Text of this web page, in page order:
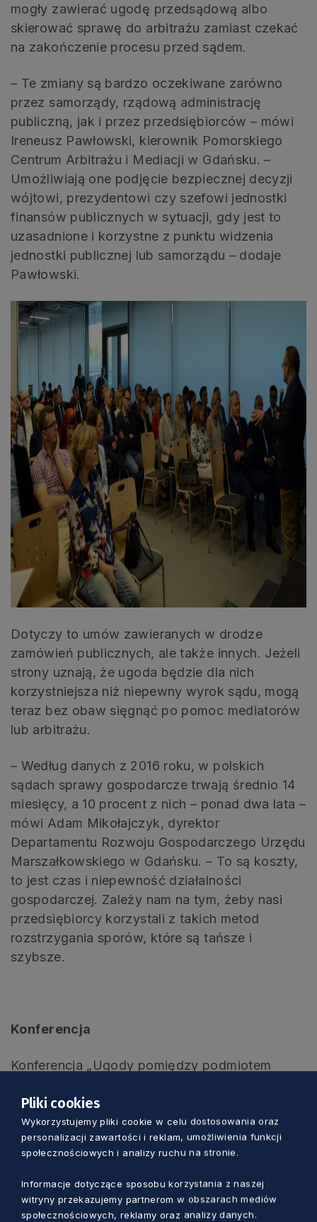
mogły zawierać ugodę przedsądową albo
skierować sprawę do arbitrażu zamiast czekać
na zakończenie procesu przed sądem.
– Te zmiany są bardzo oczekiwane zarówno
przez samorządy, rządową administrację
publiczną, jak i przez przedsiębiorców – mówi
Ireneusz Pawłowski, kierownik Pomorskiego
Centrum Arbitrażu i Mediacji w Gdańsku. –
Umożliwiają one podjęcie bezpiecznej decyzji
wójtowi, prezydentowi czy szefowi jednostki
finansów publicznych w sytuacji, gdy jest to
uzasadnione i korzystne z punktu widzenia
jednostki publicznej lub samorządu – dodaje
Pawłowski.
Dotyczy to umów zawieranych w drodze
zamówień publicznych, ale także innych. Jeżeli
strony uznają, że ugoda będzie dla nich
korzystniejsza niż niepewny wyrok sądu, mogą
teraz bez obaw sięgnąć po pomoc mediatorów
lub arbitrażu.
– Według danych z 2016 roku, w polskich
sądach sprawy gospodarcze trwają średnio 14
miesięcy, a 10 procent z nich – ponad dwa lata –
mówi Adam Mikołajczyk, dyrektor
Departamentu Rozwoju Gospodarczego Urzędu
Marszałkowskiego w Gdańsku. – To są koszty,
to jest czas i niepewność działalności
gospodarczej. Zależy nam na tym, żeby nasi
przedsiębiorcy korzystali z takich metod
rozstrzygania sporów, które są tańsze i
szybsze.
Konferencja
Konferencja „Ugody pomiędzy podmiotem
od 1 czerwca 2017 r.” została zorganizowana
przez Pomorskie Centrum Arbitrażu i Mediacji w
Gdańsku oraz Regionalną Izbę Gospodarczą
Pomorza. W spotkaniu wzięli udział prawnicy,
naukowcy z Katedry Postępowania Cywilnego
Wydziału Prawa i Administracji UG oraz
przedstawiciele samorządu, Regionalnej Izby
Pliki cookies
Wykorzystujemy pliki cookie w celu dostosowania oraz
personalizacji zawartości i reklam, umożliwienia funkcji
społecznościowych i analizy ruchu na stronie.
Informacje dotyczące sposobu korzystania z naszej
witryny przekazujemy partnerom w obszarach mediów
społecznościowych, reklamy oraz analizy danych.